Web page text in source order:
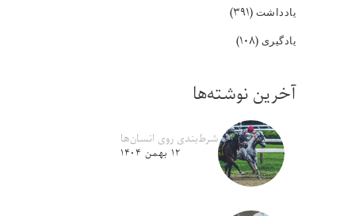
یادداشت (۳۹۱)
یادگیری (۱۰۸)
آخرین نوشته‌ها
شرط‌بندی روی انسان‌ها
۱۲ بهمن ۱۴۰۴